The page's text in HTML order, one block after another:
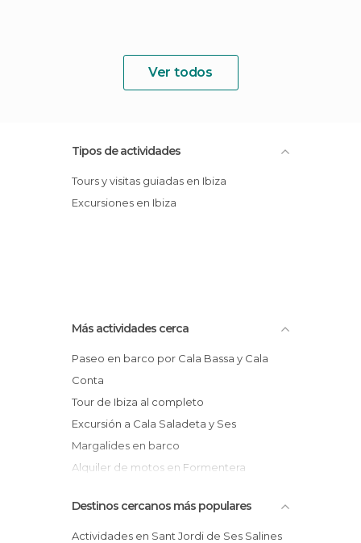
Ver todos
Tipos de actividades
Tours y visitas guiadas en Ibiza
Excursiones en Ibiza
Más actividades cerca
Paseo en barco por Cala Bassa y Cala
Conta
Tour de Ibiza al completo
Excursión a Cala Saladeta y Ses
Margalides en barco
Alquiler de motos en Formentera
Formentera
Barco a Formentera desde Playa d’en
Destinos cercanos más populares
Actividades en Sant Jordi de Ses Salines